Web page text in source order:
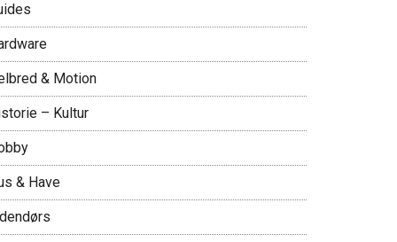
& Motion
– Kultur
& Have